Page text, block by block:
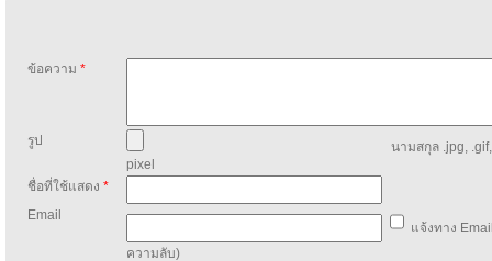
ข้อความ *
รูป
นามสกุล .jpg,
pixel
ชื่อที่ใช้แสดง *
Email
แจ้งทาง
ความลับ)